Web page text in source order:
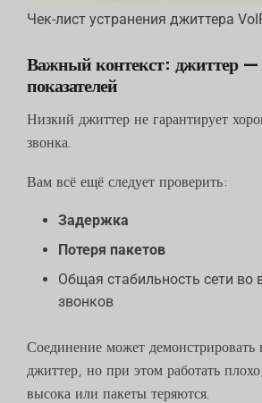
Чек-лист устранения джиттера
Важный контекст: джиттер —
показателей
Низкий джиттер не гарантирует
звонка.
Вам всё ещё следует проверить:
Задержка
Потеря пакетов
Общая стабильность сети во
звонков
Соединение может
джиттер, но при этом работать
высока или пакеты теряются.